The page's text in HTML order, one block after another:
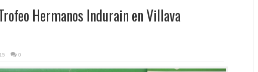
Hermanos Indurain en Villava
0